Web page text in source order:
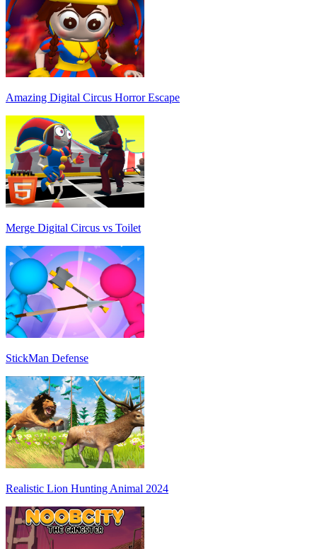
Amazing Digital Circus Horror Escape
Merge Digital Circus vs Toilet
StickMan Defense
Realistic Lion Hunting Animal 2024